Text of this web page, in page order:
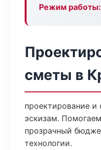
Режим работы:
сметы в
проектирование
эскизам.
прозрачный
технологии.